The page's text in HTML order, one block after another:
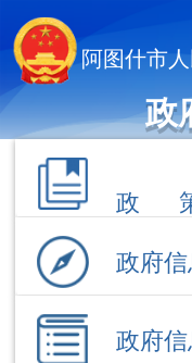
阿图什市
政
政府信息
政府信息
法定主动